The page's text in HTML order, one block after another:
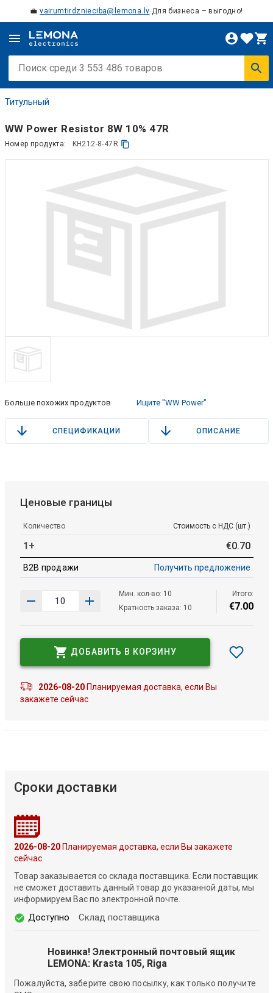
💼vairumtirdznieciba@lemona.lv Для бизнеса – выгодно!
Титульный
WW Power Resistor 8W 10% 47R
Номер продукта: KH212-8-47R
Больше похожих продуктов Ищите "WW Power"
СПЕЦИФИКАЦИИ ОПИСАНИЕ
Ценовые границы
Количество Стоимость с НДС (шт.)
1+ €0.70
B2B продажи Получить предложение
Мин. кол-во: 10
Кратность заказа: 10
Итого:
€7.00
ДОБАВИТЬ В КОРЗИНУ
2026-08-20Планируемая доставка, если Вы
закажете сейчас
Сроки доставки
2026-08-20Планируемая доставка, если Вы закажете
сейчас
Товар заказывается со склада поставщика. Если поставщик
не сможет доставить данный товар до указанной даты, мы
информируем Вас по электронной почте.
Доступно Склад поставщика
Новинка! Электронный почтовый ящик
LEMONA: Krasta 105, Riga
Пожалуйста, заберите свою посылку, как только получите